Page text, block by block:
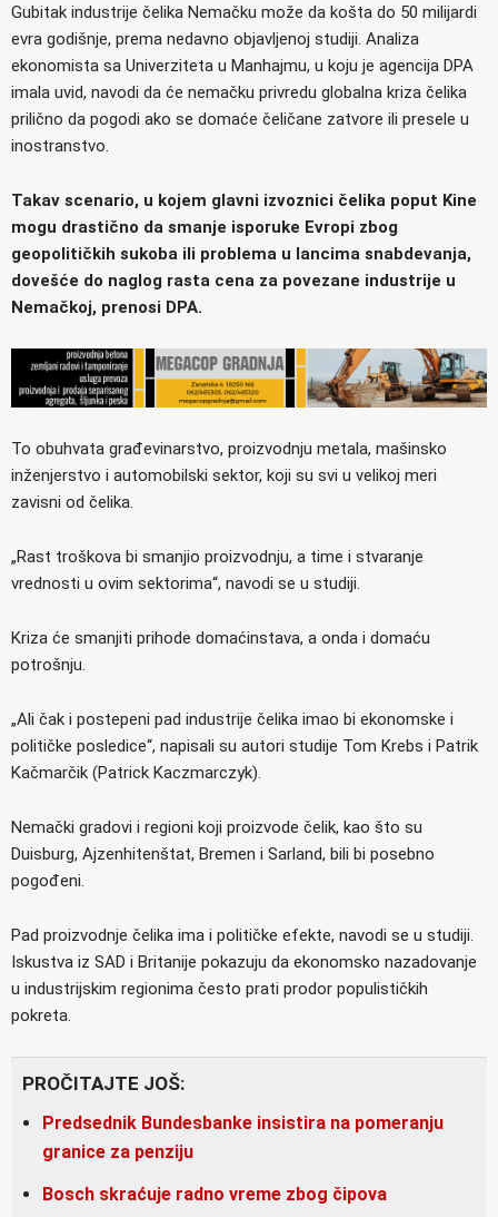
Gubitak industrije čelika Nemačku može da košta do 50 milijardi
evra godišnje, prema nedavno objavljenoj studiji. Analiza
ekonomista sa Univerziteta u Manhajmu, u koju je agencija DPA
imala uvid, navodi da će nemačku privredu globalna kriza čelika
prilično da pogodi ako se domaće čeličane zatvore ili presele u
inostranstvo.
Takav scenario, u kojem glavni izvoznici čelika poput Kine
mogu drastično da smanje isporuke Evropi zbog
geopolitičkih sukoba ili problema u lancima snabdevanja,
dovešće do naglog rasta cena za povezane industrije u
Nemačkoj, prenosi DPA.
To obuhvata građevinarstvo, proizvodnju metala, mašinsko
inženjerstvo i automobilski sektor, koji su svi u velikoj meri
zavisni od čelika.
„Rast troškova bi smanjio proizvodnju, a time i stvaranje
vrednosti u ovim sektorima“, navodi se u studiji.
Kriza će smanjiti prihode domaćinstava, a onda i domaću
potrošnju.
„Ali čak i postepeni pad industrije čelika imao bi ekonomske i
političke posledice“, napisali su autori studije Tom Krebs i Patrik
Kačmarčik (Patrick Kaczmarczyk).
Nemački gradovi i regioni koji proizvode čelik, kao što su
Duisburg, Ajzenhitenštat, Bremen i Sarland, bili bi posebno
pogođeni.
Pad proizvodnje čelika ima i političke efekte, navodi se u studiji.
Iskustva iz SAD i Britanije pokazuju da ekonomsko nazadovanje
u industrijskim regionima često prati prodor populističkih
pokreta.
PROČITAJTE JOŠ:
Predsednik Bundesbanke insistira na pomeranju
granice za penziju
Bosch skraćuje radno vreme zbog čipova